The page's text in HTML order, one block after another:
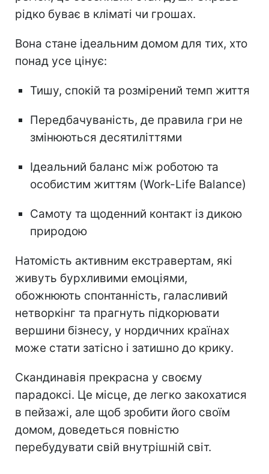
рідко буває в кліматі чи грошах.
Вона стане ідеальним домом для тих, хто
понад усе цінує:
Тишу, спокій та розмірений темп життя
Передбачуваність, де правила гри не
змінюються десятиліттями
Ідеальний баланс між роботою та
особистим життям (Work-Life Balance)
Самоту та щоденний контакт із дикою
природою
Натомість активним екстравертам, які
живуть бурхливими емоціями,
обожнюють спонтанність, галасливий
нетворкінг та прагнуть підкорювати
вершини бізнесу, у нордичних країнах
може стати затісно і затишно до крику.
Скандинавія прекрасна у своєму
парадоксі. Це місце, де легко закохатися
в пейзажі, але щоб зробити його своїм
домом, доведеться повністю
перебудувати свій внутрішній світ.